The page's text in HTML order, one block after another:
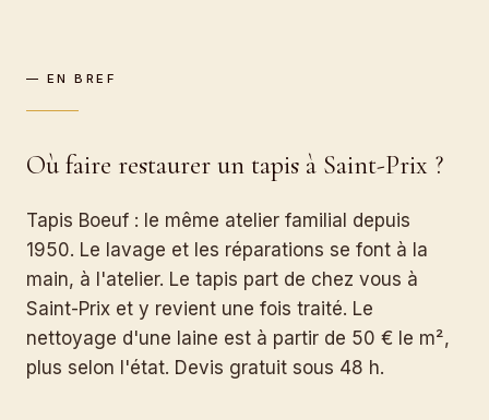
— EN BREF
Où faire restaurer un tapis à Saint-Prix ?
Tapis Boeuf : le même atelier familial depuis
1950. Le lavage et les réparations se font à la
main, à l'atelier. Le tapis part de chez vous à
Saint-Prix et y revient une fois traité. Le
nettoyage d'une laine est à partir de 50 € le m²,
plus selon l'état. Devis gratuit sous 48 h.